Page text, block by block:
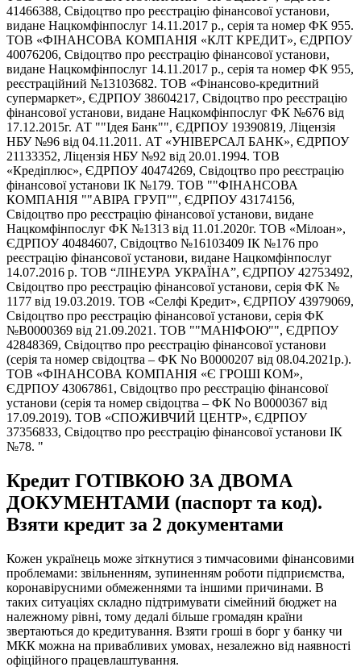
41466388, Свідоцтво про реєстрацію фінансової установи,
видане Нацкомфінпослуг 14.11.2017 р., серія та номер ФК 955.
ТОВ «ФІНАНСОВА КОМПАНІЯ «КЛТ КРЕДИТ», ЄДРПОУ
40076206, Свідоцтво про реєстрацію фінансової установи,
видане Нацкомфінпослуг 14.11.2017 р., серія та номер ФК 955,
реєстраційний №13103682. ТОВ «Фінансово-кредитний
супермаркет», ЄДРПОУ 38604217, Свідоцтво про реєстрацію
фінансової установи, видане Нацкомфінпослуг ФК №676 від
17.12.2015г. АТ ""Ідея Банк"", ЄДРПОУ 19390819, Ліцензія
НБУ №96 від 04.11.2011. АТ «УНІВЕРСАЛ БАНК», ЄДРПОУ
21133352, Ліцензія НБУ №92 від 20.01.1994. ТОВ
«Кредіплюс», ЄДРПОУ 40474269, Свідоцтво про реєстрацію
фінансової установи ІК №179. ТОВ ""ФІНАНСОВА
КОМПАНІЯ ""АВІРА ГРУП"", ЄДРПОУ 43174156,
Свідоцтво про реєстрацію фінансової установи, видане
Нацкомфінпослуг ФК №1313 від 11.01.2020г. ТОВ «Мілоан»,
ЄДРПОУ 40484607, Свідоцтво №16103409 ІК №176 про
реєстрацію фінансової установи, видане Нацкомфінпослуг
14.07.2016 р. ТОВ “ЛІНЕУРА УКРАЇНА”, ЄДРПОУ 42753492,
Свідоцтво про реєстрацію фінансової установи, серія ФК №
1177 від 19.03.2019. ТОВ «Селфі Кредит», ЄДРПОУ 43979069,
Свідоцтво про реєстрацію фінансової установи, серія ФК
№В0000369 від 21.09.2021. ТОВ ""МАНІФОЮ"", ЄДРПОУ
42848369, Свідоцтво про реєстрацію фінансової установи
(серія та номер свідоцтва – ФК No В0000207 від 08.04.2021р.).
ТОВ «ФІНАНСОВА КОМПАНІЯ «Є ГРОШІ КОМ»,
ЄДРПОУ 43067861, Свідоцтво про реєстрацію фінансової
установи (серія та номер свідоцтва – ФК No В0000367 від
17.09.2019). ТОВ «СПОЖИВЧИЙ ЦЕНТР», ЄДРПОУ
37356833, Свідоцтво про реєстрацію фінансової установи ІК
№78. "
Кредит ГОТІВКОЮ ЗА ДВОМА
ДОКУМЕНТАМИ (паспорт та код).
Взяти кредит за 2 документами
Кожен українець може зіткнутися з тимчасовими фінансовими
проблемами: звільненням, зупиненням роботи підприємства,
коронавірусними обмеженнями та іншими причинами. В
таких ситуаціях складно підтримувати сімейний бюджет на
належному рівні, тому дедалі більше громадян країни
звертаються до кредитування. Взяти гроші в борг у банку чи
МКК можна на привабливих умовах, незалежно від наявності
офіційного працевлаштування.